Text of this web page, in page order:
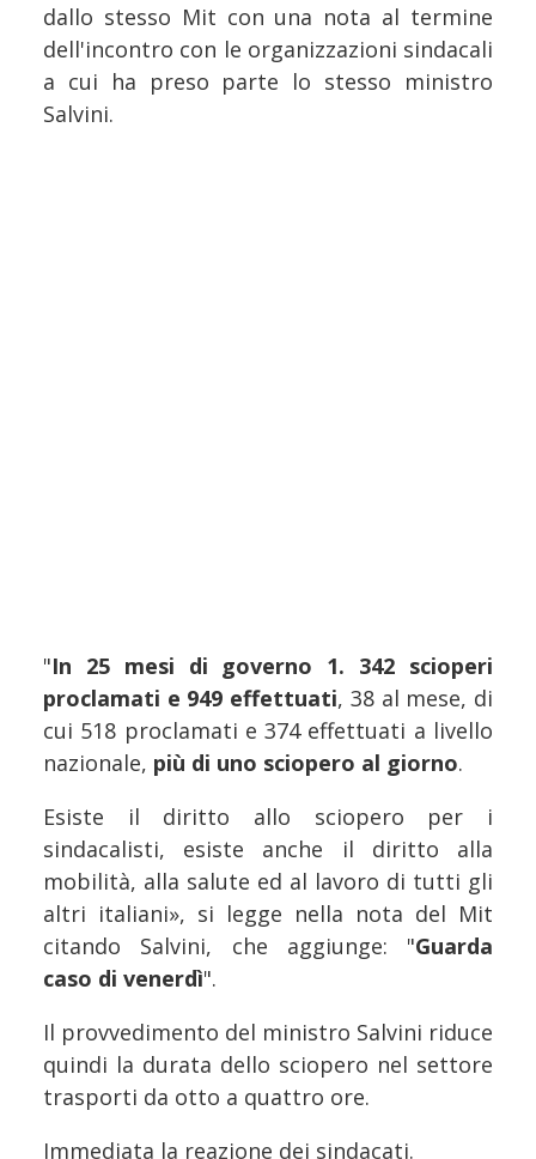
dallo stesso Mit con una nota al termine
dell'incontro con le organizzazioni sindacali
a cui ha preso parte lo stesso ministro
Salvini.
"In 25 mesi di governo 1. 342 scioperi
proclamati e 949 effettuati, 38 al mese, di
cui 518 proclamati e 374 effettuati a livello
nazionale, più di uno sciopero al giorno.
Esiste il diritto allo sciopero per i
sindacalisti, esiste anche il diritto alla
mobilità, alla salute ed al lavoro di tutti gli
altri italiani», si legge nella nota del Mit
citando Salvini, che aggiunge: "Guarda
caso di venerdì".
Il provvedimento del ministro Salvini riduce
quindi la durata dello sciopero nel settore
trasporti da otto a quattro ore.
Immediata la reazione dei sindacati.